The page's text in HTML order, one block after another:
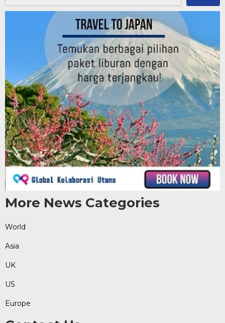
More News Categories
World
Asia
UK
US
Europe